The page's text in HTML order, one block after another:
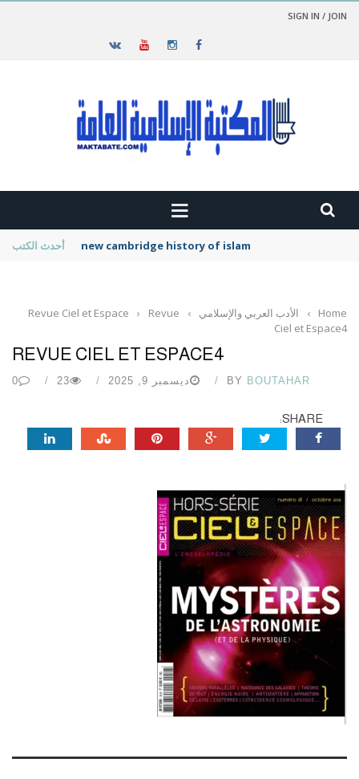
SIGN IN / JOIN
أحدث الكتب new cambridge history of islam
Home
› الأدب العربي والإسلامي ›
Revue Ciel et Espace ›
Revue
Ciel et Espace4
REVUE CIEL ET ESPACE4
BY BOUTAHAR ديسمبر 9, 2025 23
0
SHARE: